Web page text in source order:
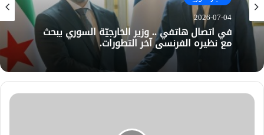
2026-07-04
في اتصال هاتفي .. وزير الخارجيّة السوري يبحث
مع نظيره الفرنسي آخر التطورات.